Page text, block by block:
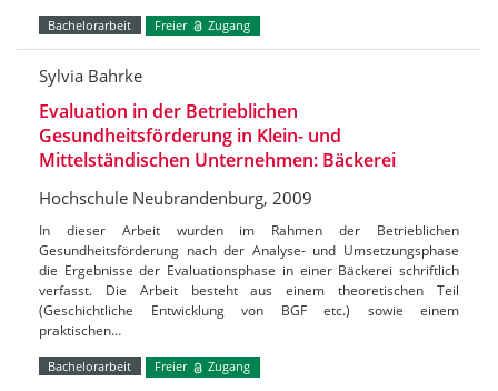
Bachelorarbeit Freier Zugang
Sylvia Bahrke
Evaluation in der Betrieblichen
Gesundheitsförderung in Klein- und
Mittelständischen Unternehmen: Bäckerei
Hochschule Neubrandenburg, 2009
In dieser Arbeit wurden im Rahmen der Betrieblichen
Gesundheitsförderung nach der Analyse- und Umsetzungsphase
die Ergebnisse der Evaluationsphase in einer Bäckerei schriftlich
verfasst. Die Arbeit besteht aus einem theoretischen Teil
(Geschichtliche Entwicklung von BGF etc.) sowie einem
praktischen…
Bachelorarbeit Freier Zugang